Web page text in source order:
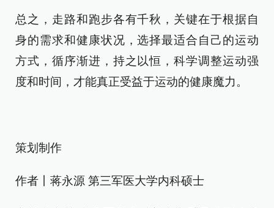
总之，走路和跑步各有千秋，关键在于根据自
身的需求和健康状况，选择最适合自己的运动
方式，循序渐进，持之以恒，科学调整运动强
度和时间，才能真正受益于运动的健康魔力。
策划制作
作者丨蒋永源 第三军医大学内科硕士